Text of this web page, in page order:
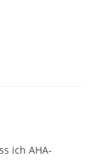
ich AHA-